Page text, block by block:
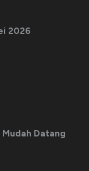
2026
Datang